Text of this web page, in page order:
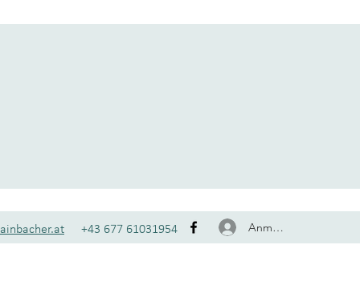
+43 677 61031954 Anmelden